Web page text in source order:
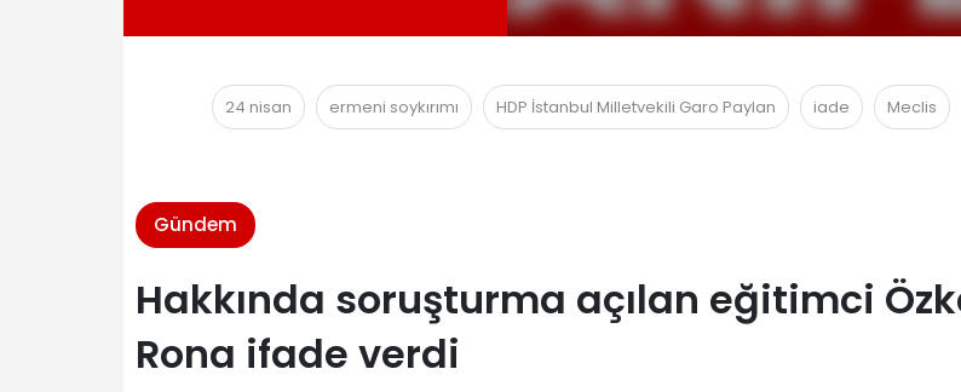
24 nisan ermeni soykırımı HDP İstanbul Milletvekili Garo Paylan iade Meclis
Gündem
Hakkında soruşturma açılan eğitimci
Rona ifade verdi